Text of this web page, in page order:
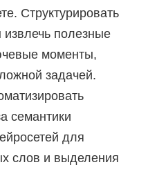
Структурировать
полезные
моменты,
задачей.
семантики
для
слов и выделения